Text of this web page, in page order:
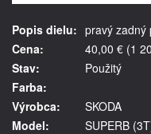
Popis dielu: pravý zadný
Cena:
40,00 € (1
Stav:
Použitý
Farba:
Výrobca:
SKODA
Model:
SUPERB